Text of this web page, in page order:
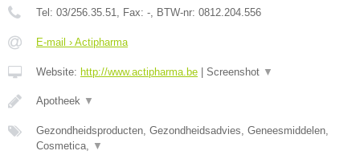
Tel: 03/256.35.51, Fax: -, BTW-nr: 0812.204.556
E-mail › Actipharma
Website: http://www.actipharma.be Screenshot ▼
Apotheek ▼
Gezondheidsproducten, Gezondheidsadvies, Geneesmiddelen,
Cosmetica, ▼